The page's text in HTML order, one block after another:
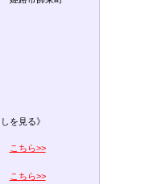
を見る》
こちら>>
こちら>>